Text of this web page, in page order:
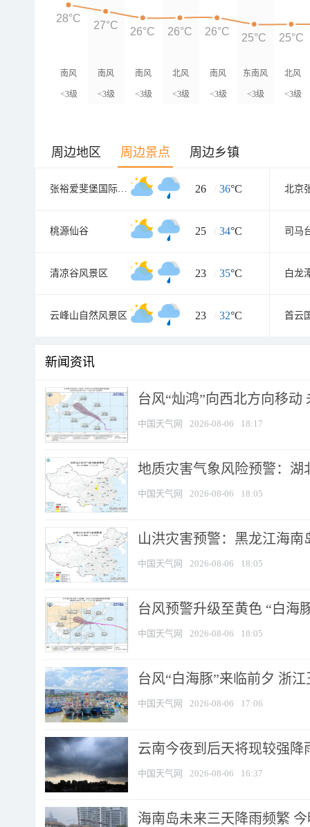
南风
<3级
南风
<3级
南风
<3级
北风
<3级
南风
<3级
东南风
<3级
北风
<3级
28°C
27°C
26°C 26°C 26°C
25°C 25°C
周边地区 周边景点 周边乡镇
张裕爱斐堡国际酒庄 26 / 36°C
桃源仙谷 25 / 34°C 司马
清凉谷风景区 23 / 35°C 白龙
云峰山自然风景区 23 / 32°C 首云
新闻资讯
台风“灿鸿”向西北方向移动
中国天气网 2026-08-06 18:17
地质灾害气象风险预警：湖
中国天气网 2026-08-06 18:05
山洪灾害预警：黑龙江海
中国天气网 2026-08-06 18:05
台风预警升级至黄色 “白海
中国天气网 2026-08-06 18:05
台风“白海豚”来临前夕 浙
中国天气网 2026-08-06 17:06
云南今夜到后天将现较强降
中国天气网 2026-08-06 16:37
海南岛未来三天降雨频繁